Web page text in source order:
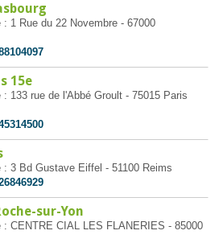
1 Rue du 22 Novembre - 67000
15e
133 rue de l'Abbé Groult - 75015 Paris
3 Bd Gustave Eiffel - 51100 Reims
sur-Yon
CENTRE CIAL LES FLANERIES - 85000